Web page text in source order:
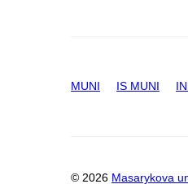
MUNI IS MUNI
© 2026 Masarykova